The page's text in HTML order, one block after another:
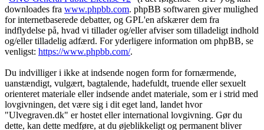
downloades fra www.phpbb.com. phpBB softwaren giver mulighed
for internetbaserede debatter, og GPL'en afskærer dem fra
indflydelse på, hvad vi tillader og/eller afviser som tilladeligt indhold
og/eller tilladelig adfærd. For yderligere information om phpBB, se
venligst: https://www.phpbb.com/.
Du indvilliger i ikke at indsende nogen form for fornærmende,
uanstændigt, vulgært, bagtalende, hadefuldt, truende eller sexuelt
orienteret materiale eller indsende andet materiale, som er i strid med
lovgivningen, det være sig i dit eget land, landet hvor
"Ulvegraven.dk" er hostet eller international lovgivning. Gør du
dette, kan dette medføre, at du øjeblikkeligt og permanent bliver